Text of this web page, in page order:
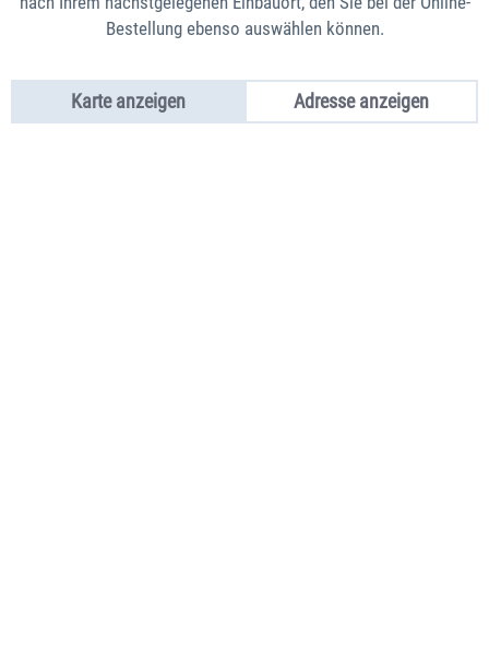
Bestellung ebenso auswählen können.
Adresse anzeigen
Karte anzeigen